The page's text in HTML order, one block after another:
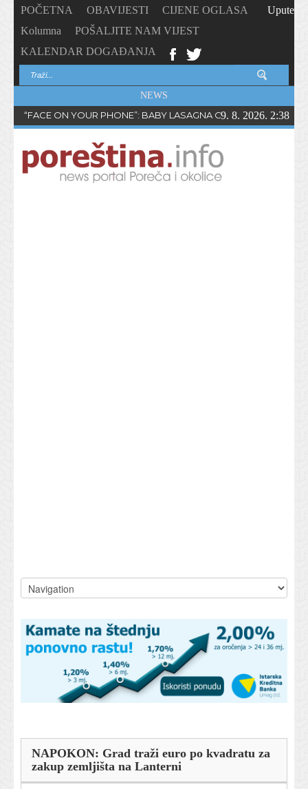
POČETNA OBAVIJESTI
CIJENE OGLASA
Kolumna
POŠALJITE NAM VIJEST
KALENDAR DOGAĐANJA
Upute
NEWS
“FACE ON YOUR PHONE”: BABY LASAGNA OBJAVIO NOVI
9. 8. 2026. 2:38
NAPOKON: Grad traži euro po kvadratu za
zakup zemljišta na Lanterni